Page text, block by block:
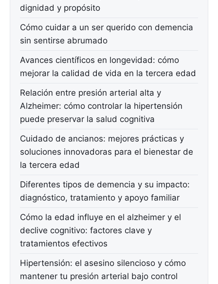
dignidad y propósito
Cómo cuidar a un ser querido con demencia
sin sentirse abrumado
Avances científicos en longevidad: cómo
mejorar la calidad de vida en la tercera edad
Relación entre presión arterial alta y
Alzheimer: cómo controlar la hipertensión
puede preservar la salud cognitiva
Cuidado de ancianos: mejores prácticas y
soluciones innovadoras para el bienestar de
la tercera edad
Diferentes tipos de demencia y su impacto:
diagnóstico, tratamiento y apoyo familiar
Cómo la edad influye en el alzheimer y el
declive cognitivo: factores clave y
tratamientos efectivos
Hipertensión: el asesino silencioso y cómo
mantener tu presión arterial bajo control